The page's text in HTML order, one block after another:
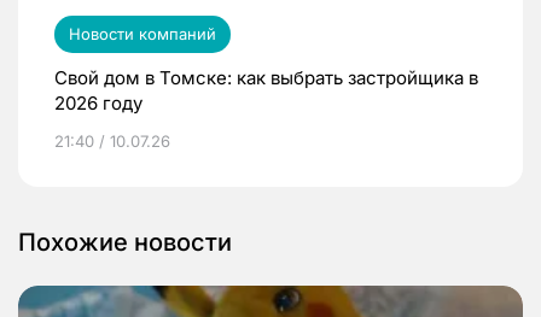
Новости компаний
Свой дом в Томске: как выбрать застройщика в
2026 году
21:40 / 10.07.26
Похожие новости